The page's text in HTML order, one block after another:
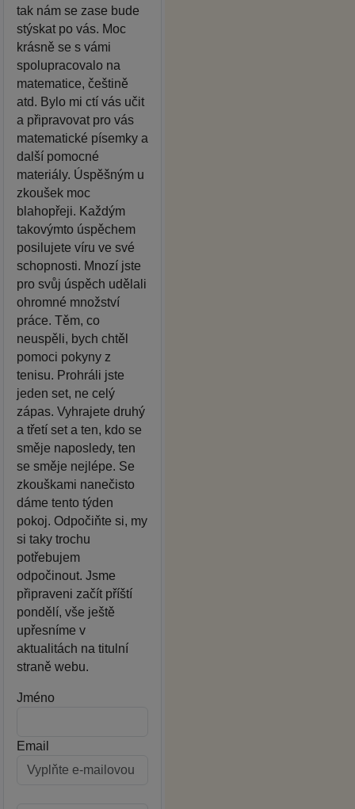
tak nám se zase bude
stýskat po vás. Moc
krásně se s vámi
spolupracovalo na
matematice, češtině
atd. Bylo mi ctí vás učit
a připravovat pro vás
matematické písemky a
další pomocné
materiály. Úspěšným u
zkoušek moc
blahopřeji. Každým
takovýmto úspěchem
posilujete víru ve své
schopnosti. Mnozí jste
pro svůj úspěch udělali
ohromné množství
práce. Těm, co
neuspěli, bych chtěl
pomoci pokyny z
tenisu. Prohráli jste
jeden set, ne celý
zápas. Vyhrajete druhý
a třetí set a ten, kdo se
směje naposledy, ten
se směje nejlépe. Se
zkouškami nanečisto
dáme tento týden
pokoj. Odpočiňte si, my
si taky trochu
potřebujem
odpočinout. Jsme
připraveni začít příští
pondělí, vše ještě
upřesníme v
aktualitách na titulní
straně webu.
Jméno
Email